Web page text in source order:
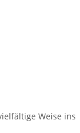
Weise ins